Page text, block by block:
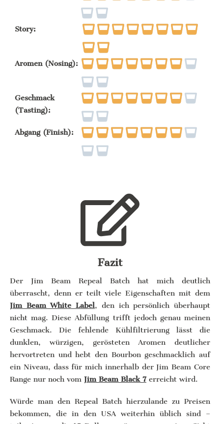
Story:
Aromen (Nosing):
Geschmack
(Tasting):
Abgang (Finish):
Fazit
Der Jim Beam Repeal Batch hat mich deutlich
überrascht, denn er teilt viele Eigenschaften mit dem
Jim Beam White Label, den ich persönlich überhaupt
nicht mag. Diese Abfüllung trifft jedoch genau meinen
Geschmack. Die fehlende Kühlfiltrierung lässt die
dunklen, würzigen, gerösteten Aromen deutlicher
hervortreten und hebt den Bourbon geschmacklich auf
ein Niveau, dass für mich innerhalb der Jim Beam Core
Range nur noch vom Jim Beam Black 7erreicht wird.
Würde man den Repeal Batch hierzulande zu Preisen
bekommen, die in den USA weiterhin üblich sind –